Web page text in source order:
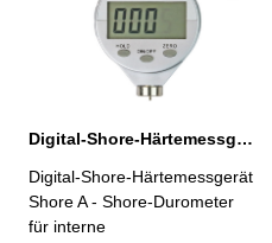
Digital-Shore-Härtemessgerät Shore A 0 - 100 HA
Digital-Shore-Härtemessgerät
Shore A - Shore-Durometer
für interne